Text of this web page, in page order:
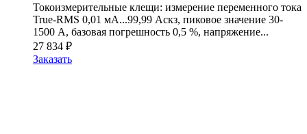
Токоизмерительные клещи: измерение переменного тока
True-RMS 0,01 мА...99,99 Аскз, пиковое значение 30-
1500 А, базовая погрешность 0,5 %, напряжение...
27 834 ₽
Заказать